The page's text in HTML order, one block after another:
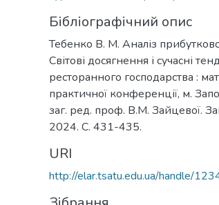
Бібліографічний опис
Тебенко В. М. Аналіз
Світові досягнення і сучасні
ресторанного господарства :
практичної конференції, м.
заг. ред. проф. В.М. Зайцевої.
2024. С. 431-435.
URI
http://elar.tsatu.edu.ua/handle/